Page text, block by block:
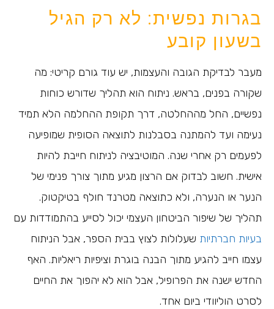
בגרות נפשית: לא רק הגיל
בשעון קובע
מעבר לבדיקת הגובה והעצמות, יש עוד גורם קריטי: מה
שקורה בפנים, בראש. ניתוח הוא תהליך שדורש כוחות
נפשיים, החל מההחלטה, דרך תקופת ההחלמה הלא תמיד
נעימה ועד להמתנה בסבלנות לתוצאה הסופית שמופיעה
לפעמים רק אחרי שנה. המוטיבציה לניתוח חייבת להיות
אישית. חשוב לבדוק אם הרצון מגיע מתוך צורך פנימי של
הנער או הנערה, ולא כתוצאה מטרנד חולף בטיקטוק.
תהליך של שיפור הביטחון העצמי יכול לסייע בהתמודדות עם
בעיות חברתיות שעלולות לצוץ בבית הספר, אבל הניתוח
עצמו חייב להגיע מתוך הבנה בוגרת וציפיות ריאליות. האף
החדש ישנה את הפרופיל, אבל הוא לא יהפוך את החיים
לסרט הוליוודי ביום אחד.